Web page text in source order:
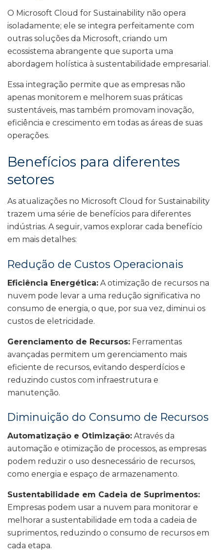
O Microsoft Cloud for Sustainability não opera
isoladamente; ele se integra perfeitamente com
outras soluções da Microsoft, criando um
ecossistema abrangente que suporta uma
abordagem holística à sustentabilidade empresarial.
Essa integração permite que as empresas não
apenas monitorem e melhorem suas práticas
sustentáveis, mas também promovam inovação,
eficiência e crescimento em todas as áreas de suas
operações.
Benefícios para diferentes
setores
As atualizações no Microsoft Cloud for Sustainability
trazem uma série de benefícios para diferentes
indústrias. A seguir, vamos explorar cada benefício
em mais detalhes:
Redução de Custos Operacionais
Eficiência Energética: A otimização de recursos na
nuvem pode levar a uma redução significativa no
consumo de energia, o que, por sua vez, diminui os
custos de eletricidade.
Gerenciamento de Recursos: Ferramentas
avançadas permitem um gerenciamento mais
eficiente de recursos, evitando desperdícios e
reduzindo custos com infraestrutura e
manutenção.
Diminuição do Consumo de Recursos
Automatização e Otimização: Através da
automação e otimização de processos, as empresas
podem reduzir o uso desnecessário de recursos,
como energia e espaço de armazenamento.
Sustentabilidade em Cadeia de Suprimentos:
Empresas podem usar a nuvem para monitorar e
melhorar a sustentabilidade em toda a cadeia de
suprimentos, reduzindo o consumo de recursos em
cada etapa.